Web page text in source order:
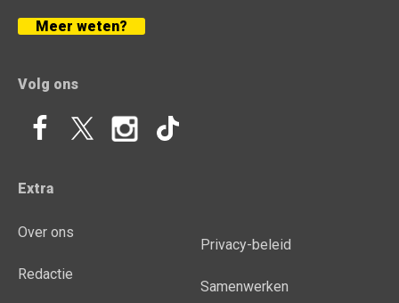
Meer weten?
Volg ons
Extra
Over ons
Redactie
Privacy-beleid
Samenwerken